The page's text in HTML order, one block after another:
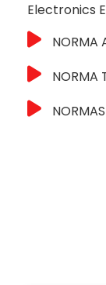
Electronics
NORMA
NORMA